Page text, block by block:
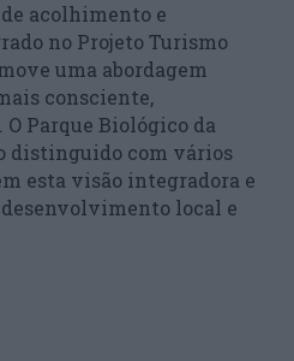
acolhimento e
no Projeto Turismo
uma abordagem
consciente,
Parque Biológico da
distinguido com vários
esta visão integradora e
local e